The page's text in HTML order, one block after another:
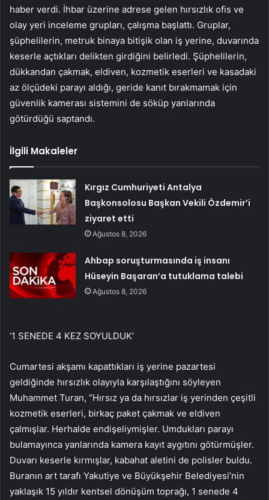
haber verdi. İhbar üzerine adrese gelen hırsızlık ofis ve
olay yeri inceleme grupları, çalışma başlattı. Gruplar,
şüphelilerin, metruk binaya bitişik olan iş yerine, duvarında
keserle açtıkları delikten girdiğini belirledi. Şüphelilerin,
dükkandan çakmak, eldiven, kozmetik eserleri ve kasadaki
az ölçüdeki parayı aldığı, geride kanıt bırakmamak için
güvenlik kamerası sistemini de söküp yanlarında
götürdüğü saptandı.
İlgili Makaleler
Kırgız Cumhuriyeti Antalya
Başkonsolosu Başkan Vekili Özdemir’i
ziyaret etti
Ağustos 8, 2026
Ahbap soruşturmasında iş insanı
Hüseyin Başaran’a tutuklama talebi
Ağustos 8, 2026
‘1 SENEDE 4 KEZ SOYULDUK’
Cumartesi akşamı kapattıkları iş yerine pazartesi
geldiğinde hırsızlık olayıyla karşılaştığını söyleyen
Muhammet Turan, “Hırsız ya da hırsızlar iş yerinden çeşitli
kozmetik eserleri, birkaç paket çakmak ve eldiven
çalmışlar. Herhalde endişeliymişler. Umdukları parayı
bulamayınca yanlarında kamera kayıt aygıtını götürmüşler.
Duvarı keserle kırmışlar, kabahat aletini de polisler buldu.
Buranın art tarafı Yakutiye ve Büyükşehir Belediyesi’nin
yaklaşık 15 yıldır kentsel dönüşüm toprağı, 1 senede 4